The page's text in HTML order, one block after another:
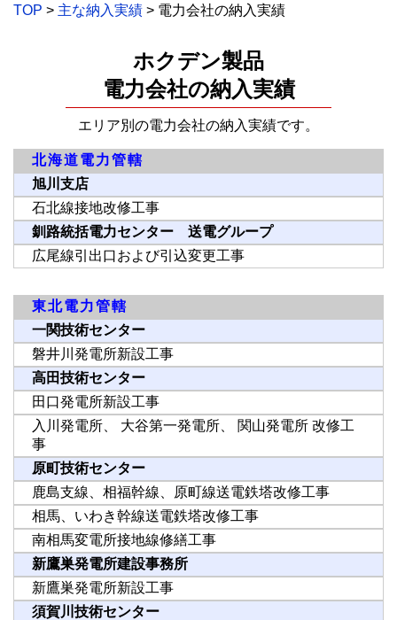
TOP > 主な納入実績 > 電力会社の納入実績
ホクデン製品
電力会社の納入実績
エリア別の電力会社の納入実績です。
北海道電力管轄
旭川支店
石北線接地改修工事
釧路統括電力センター 送電グループ
広尾線引出口および引込変更工事
東北電力管轄
一関技術センター
磐井川発電所新設工事
高田技術センター
田口発電所新設工事
入川発電所、 大谷第一発電所、 関山発電所 改修工
事
原町技術センター
鹿島支線、相福幹線、原町線送電鉄塔改修工事
相馬、いわき幹線送電鉄塔改修工事
南相馬変電所接地線修繕工事
新鷹巣発電所建設事務所
新鷹巣発電所新設工事
須賀川技術センター